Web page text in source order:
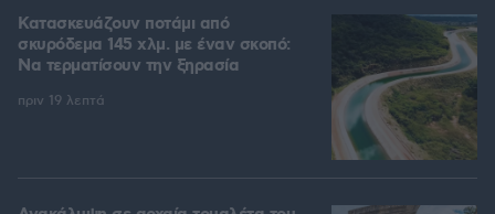
Κατασκευάζουν ποτάμι από
σκυρόδεμα 145 χλμ. με έναν σκοπό:
Να τερματίσουν την ξηρασία
πριν 19 λεπτά